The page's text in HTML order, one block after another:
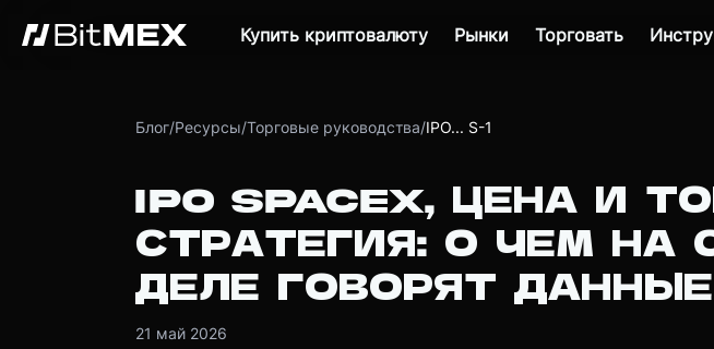
Купить криптовалюту Рынки Торговать
Блог/Ресурсы/Торговые руководства/IPO... S-1
IPO SPACEX, ЦЕНА И
СТРАТЕГИЯ: О ЧЕМ НА
ДЕЛЕ ГОВОРЯТ
21 май 2026